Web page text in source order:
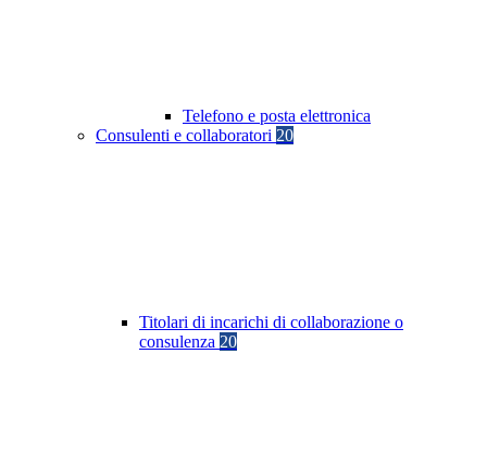
Telefono e posta elettronica
Consulenti e collaboratori 20
Titolari di incarichi di collaborazione o
consulenza 20